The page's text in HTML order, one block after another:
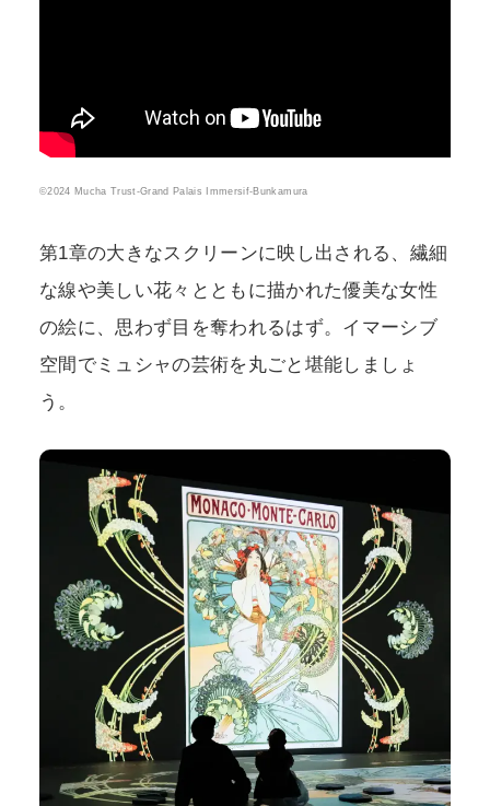
©2024 Mucha Trust-Grand Palais Immersif-Bunkamura
第1章の大きなスクリーンに映し出される、繊細
な線や美しい花々とともに描かれた優美な女性
の絵に、思わず目を奪われるはず。イマーシブ
空間でミュシャの芸術を丸ごと堪能しましょ
う。